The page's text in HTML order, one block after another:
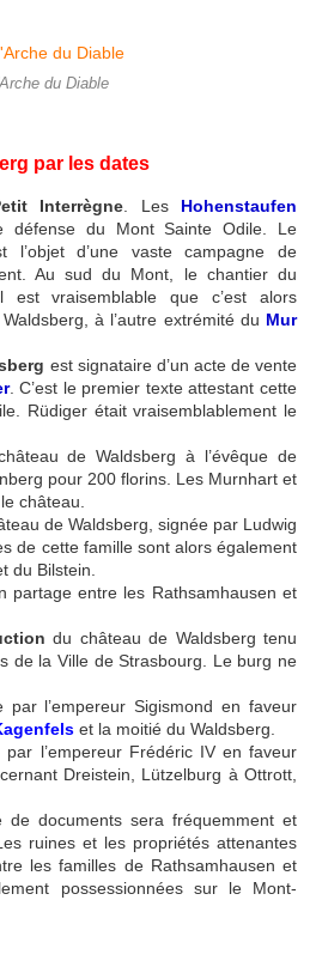
du Diable
par les dates
Interrègne. Les
Hohenstaufen
défense du Mont Sainte Odile. Le
l’objet d’une vaste campagne de
Au sud du Mont, le chantier du
vraisemblable que c’est alors
à l’autre extrémité du Mur
est signataire d’un acte de vente
. C’est le premier texte attestant cette
Rüdiger était vraisemblablement le
de Waldsberg à l’évêque de
pour 200 florins. Les Murnhart et
château.
de Waldsberg, signée par Ludwig
de cette famille sont alors également
du Bilstein.
partage entre les Rathsamhausen et
du château de Waldsberg tenu
de la Ville de Strasbourg. Le burg ne
par l’empereur Sigismond en faveur
et la moitié du Waldsberg.
par l’empereur Frédéric IV en faveur
Dreistein, Lützelburg à Ottrott,
documents sera fréquemment et
ruines et les propriétés attenantes
les familles de Rathsamhausen et
possessionnées sur le Mont-